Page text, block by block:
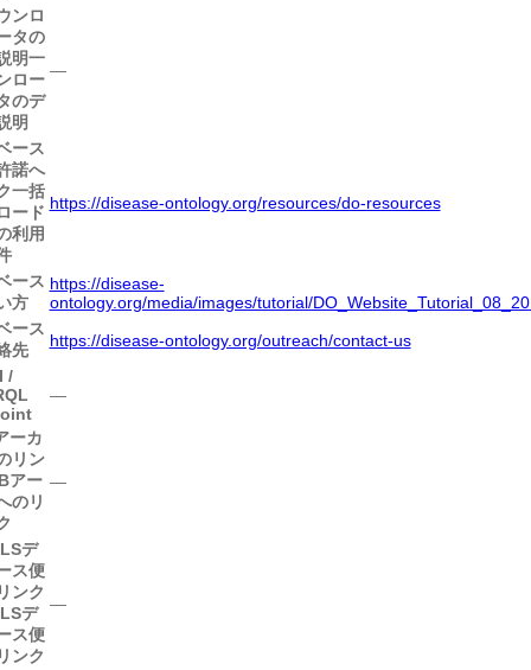
ンロ
タの
明一
ロー
のデ
明
―
ース
諾へ
一括
ード
利用
https://disease-ontology.org/resources/do-resources
ース
方
https://disease-
ontology.org/media/images/tutorial/
ース
先
https://disease-ontology.org/outreach/contact-us
/
―
ーカ
リン
アー
のリ
―
デ
ス便
ンク
デ
ス便
ンク
―